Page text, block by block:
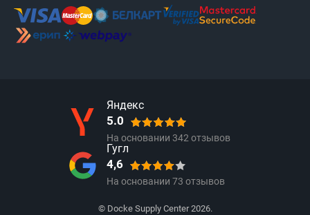
Яндекс
5.0
На основании 342отзывов
Гугл
4,6
На основании 73 отзывов
© Docke Supply Center 2026.